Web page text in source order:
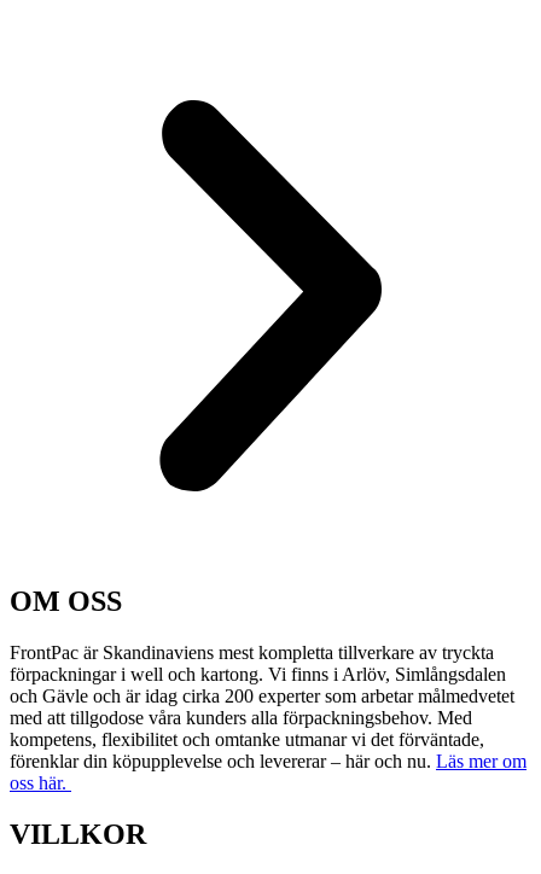
OM OSS
FrontPac är Skandinaviens mest kompletta tillverkare av tryckta
förpackningar i well och kartong. Vi finns i Arlöv, Simlångsdalen
och Gävle och är idag cirka 200 experter som arbetar målmedvetet
med att tillgodose våra kunders alla förpackningsbehov. Med
kompetens, flexibilitet och omtanke utmanar vi det förväntade,
förenklar din köpupplevelse och levererar – här och nu. Läs mer om
oss här.
VILLKOR